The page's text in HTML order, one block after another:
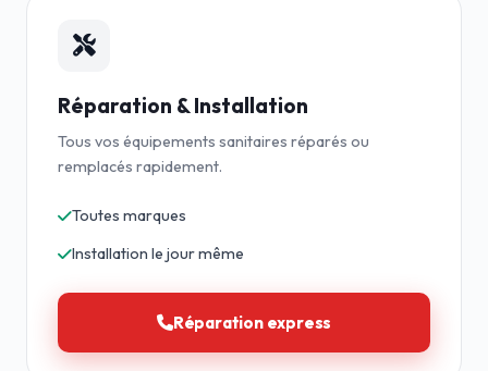
Réparation & Installation
Tous vos équipements sanitaires réparés ou
remplacés rapidement.
Toutes marques
Installation le jour même
Réparation express